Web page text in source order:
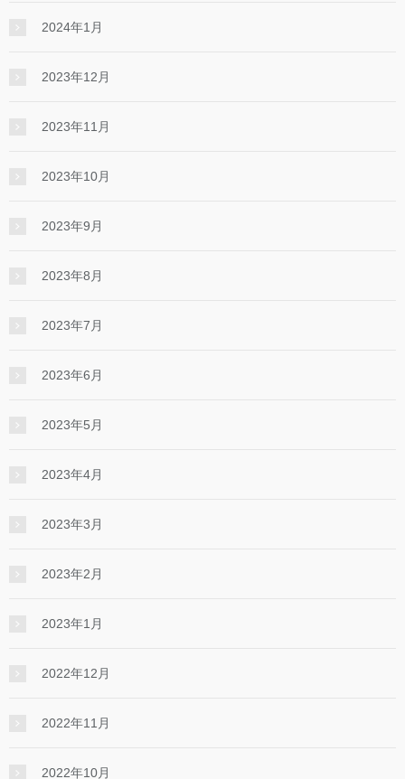
2024年1月
2023年12月
2023年11月
2023年10月
2023年9月
2023年8月
2023年7月
2023年6月
2023年5月
2023年4月
2023年3月
2023年2月
2023年1月
2022年12月
2022年11月
2022年10月